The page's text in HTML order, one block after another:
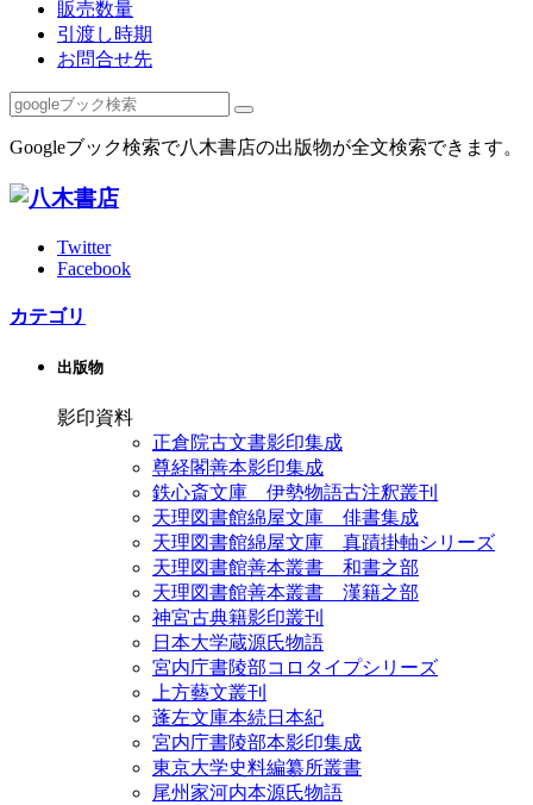
販売数量
引渡し時期
お問合せ先
Googleブック検索で八木書店の出版物が全文検索できます。
Twitter
Facebook
カテゴリ
出版物
影印資料
正倉院古文書影印集成
尊経閣善本影印集成
鉄心斎文庫 伊勢物語古注釈叢刊
天理図書館綿屋文庫 俳書集成
天理図書館綿屋文庫 真蹟掛軸シリーズ
天理図書館善本叢書 和書之部
天理図書館善本叢書 漢籍之部
神宮古典籍影印叢刊
日本大学蔵源氏物語
宮内庁書陵部コロタイプシリーズ
上方藝文叢刊
蓬左文庫本続日本紀
宮内庁書陵部本影印集成
東京大学史料編纂所叢書
尾州家河内本源氏物語